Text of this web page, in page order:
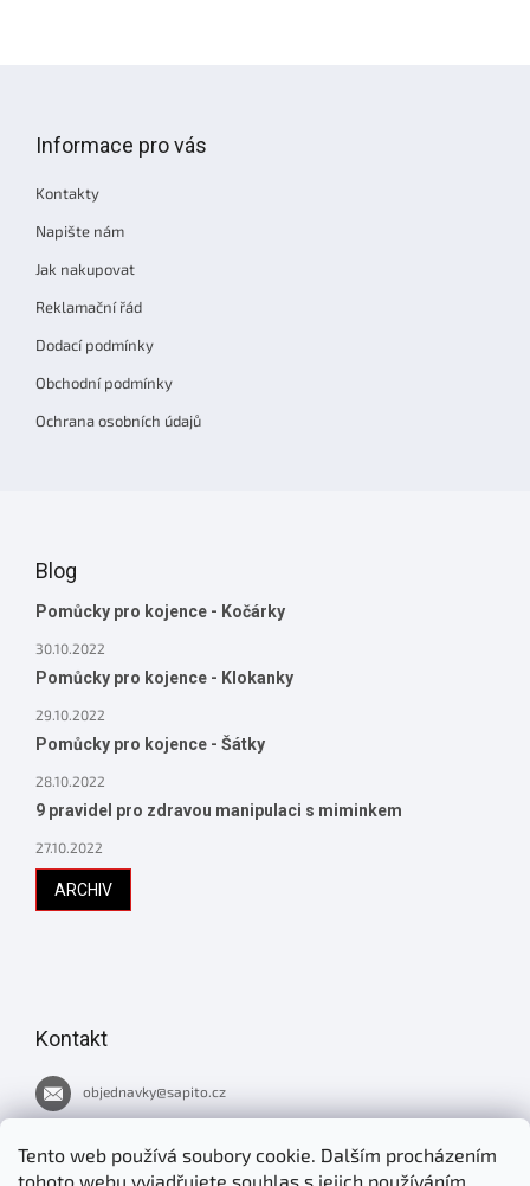
Tento web používá soubory cookie. Dalším procházením
tohoto webu vyjadřujete souhlas s jejich používáním.
Informace pro vás
Kontakty
Napište nám
Jak nakupovat
Reklamační řád
Dodací podmínky
Obchodní podmínky
Ochrana osobních údajů
Blog
Pomůcky pro kojence - Kočárky
30.10.2022
Pomůcky pro kojence - Klokanky
29.10.2022
Pomůcky pro kojence - Šátky
28.10.2022
9 pravidel pro zdravou manipulaci s miminkem
27.10.2022
ARCHIV
Kontakt
objednavky@sapito.cz